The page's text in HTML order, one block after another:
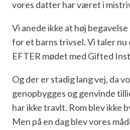
vores datter har været i
Vi anede ikke at høj
for et barns trivsel. Vi taler nu
EFTER mødet med Gifted
Og der er stadig lang vej, da
genopbygges og genvinde
har ikke travlt. Rom blev ikke
Men på en dag blev vores